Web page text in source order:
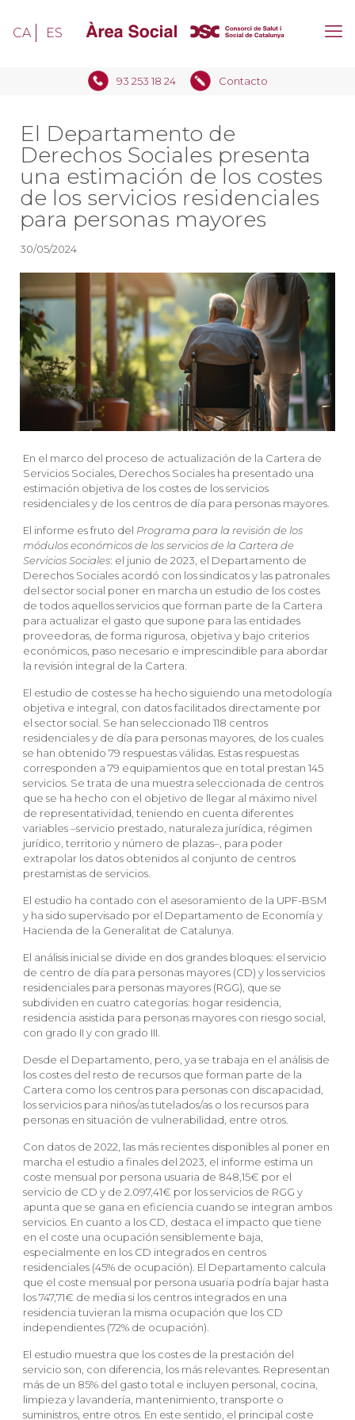
93 253 18 24 Contacto
CA ES
El Departamento de
Derechos Sociales presenta
una estimación de los costes
de los servicios residenciales
para personas mayores
30/05/2024
En el marco del proceso de actualización de la Cartera de
Servicios Sociales, Derechos Sociales ha presentado una
estimación objetiva de los costes de los servicios
residenciales y de los centros de día para personas mayores.
El informe es fruto del Programa para la revisión de los
módulos económicos de los servicios de la Cartera de
Servicios Sociales: el junio de 2023, el Departamento de
Derechos Sociales acordó con los sindicatos y las patronales
del sector social poner en marcha un estudio de los costes
de todos aquellos servicios que forman parte de la Cartera
para actualizar el gasto que supone para las entidades
proveedoras, de forma rigurosa, objetiva y bajo criterios
económicos, paso necesario e imprescindible para abordar
la revisión integral de la Cartera.
El estudio de costes se ha hecho siguiendo una metodología
objetiva e integral, con datos facilitados directamente por
el sector social. Se han seleccionado 118 centros
residenciales y de día para personas mayores, de los cuales
se han obtenido 79 respuestas válidas. Estas respuestas
corresponden a 79 equipamientos que en total prestan 145
servicios. Se trata de una muestra seleccionada de centros
que se ha hecho con el objetivo de llegar al máximo nivel
de representatividad, teniendo en cuenta diferentes
variables –servicio prestado, naturaleza jurídica, régimen
jurídico, territorio y número de plazas–, para poder
extrapolar los datos obtenidos al conjunto de centros
prestamistas de servicios.
El estudio ha contado con el asesoramiento de la UPF-BSM
y ha sido supervisado por el Departamento de Economía y
Hacienda de la Generalitat de Catalunya.
El análisis inicial se divide en dos grandes bloques: el servicio
de centro de día para personas mayores (CD) y los servicios
residenciales para personas mayores (RGG), que se
subdividen en cuatro categorías: hogar residencia,
residencia asistida para personas mayores con riesgo social,
con grado II y con grado III.
Desde el Departamento, pero, ya se trabaja en el análisis de
los costes del resto de recursos que forman parte de la
Cartera como los centros para personas con discapacidad,
los servicios para niños/as tutelados/as o los recursos para
personas en situación de vulnerabilidad, entre otros.
Con datos de 2022, las más recientes disponibles al poner en
marcha el estudio a finales del 2023, el informe estima un
coste mensual por persona usuaria de 848,15€ por el
servicio de CD y de 2.097,41€ por los servicios de RGG y
apunta que se gana en eficiencia cuando se integran ambos
servicios. En cuanto a los CD, destaca el impacto que tiene
en el coste una ocupación sensiblemente baja,
especialmente en los CD integrados en centros
residenciales (45% de ocupación). El Departamento calcula
que el coste mensual por persona usuaria podría bajar hasta
los 747,71€ de media si los centros integrados en una
residencia tuvieran la misma ocupación que los CD
independientes (72% de ocupación).
El estudio muestra que los costes de la prestación del
servicio son, con diferencia, los más relevantes. Representan
más de un 85% del gasto total e incluyen personal, cocina,
limpieza y lavandería, mantenimiento, transporte o
suministros, entre otros. En este sentido, el principal coste